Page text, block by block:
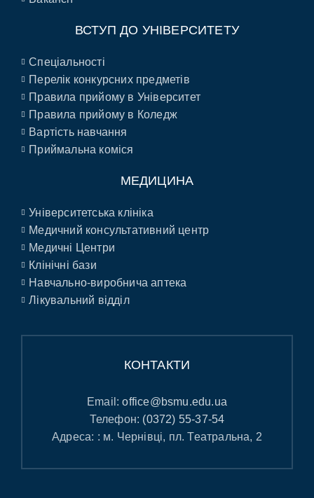
ВСТУП ДО УНІВЕРСИТЕТУ
Спеціальності
Перелік конкурсних предметів
Правила прийому в Університет
Правила прийому в Коледж
Вартість навчання
Приймальна коміся
МЕДИЦИНА
Університетська клініка
Медичний консультативний центр
Медичні Центри
Клінічні бази
Навчально-виробнича аптека
Лікувальний відділ
КОНТАКТИ
Email:office@bsmu.edu.ua
Телефон: (0372) 55-37-54
Адреса: : м. Чернівці, пл. Театральна, 2